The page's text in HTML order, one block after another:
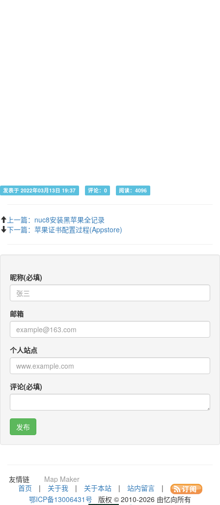
发表于 2022年03月13日 19:37 评论：0 阅读：4096
上一篇：nuc8安装黑苹果全记录
下一篇：苹果证书配置过程(Appstore)
昵称(必填)
邮箱
个人站点
评论(必填)
友情链
接：
Map Maker
首页
| 关于我 | 关于本站 | 站内留言
|
鄂ICP备13006431号 版权 © 2010-2026 由忆向所有